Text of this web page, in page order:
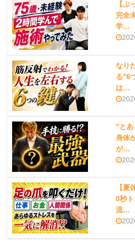
【ぶ
完全
学…
なり
る”6
は…
”と
身体
が…
【夏
0秒
流…